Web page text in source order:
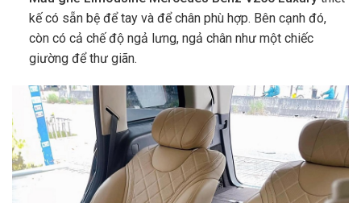
kế có sẵn bệ để tay và để chân phù hợp. Bên cạnh đó,
còn có cả chế độ ngả lưng, ngả chân như một chiếc
giường để thư giãn.